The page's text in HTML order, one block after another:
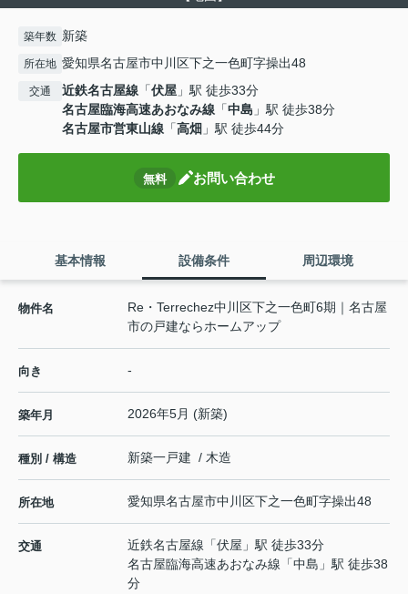
築年数 新築
所在地 愛知県名古屋市中川区下之一色町字操出48
交通 近鉄名古屋線 「伏屋 」駅 徒歩33分
名古屋臨海高速あおなみ線 「中島 」駅 徒歩38分
名古屋市営東山線 「高畑 」駅 徒歩44分
無料 お問い合わせ
基本情報 設備条件 周辺環境
物件名
Re・Terrechez中川区下之一色町6期｜名古屋
市の戸建ならホームアップ
向き -
築年月 2026年5月 (新築)
種別 / 構造 新築一戸建 / 木造
所在地 愛知県名古屋市中川区下之一色町字操出48
交通 近鉄名古屋線 「伏屋 」駅 徒歩33分
名古屋臨海高速あおなみ線 「中島 」駅 徒歩38
分